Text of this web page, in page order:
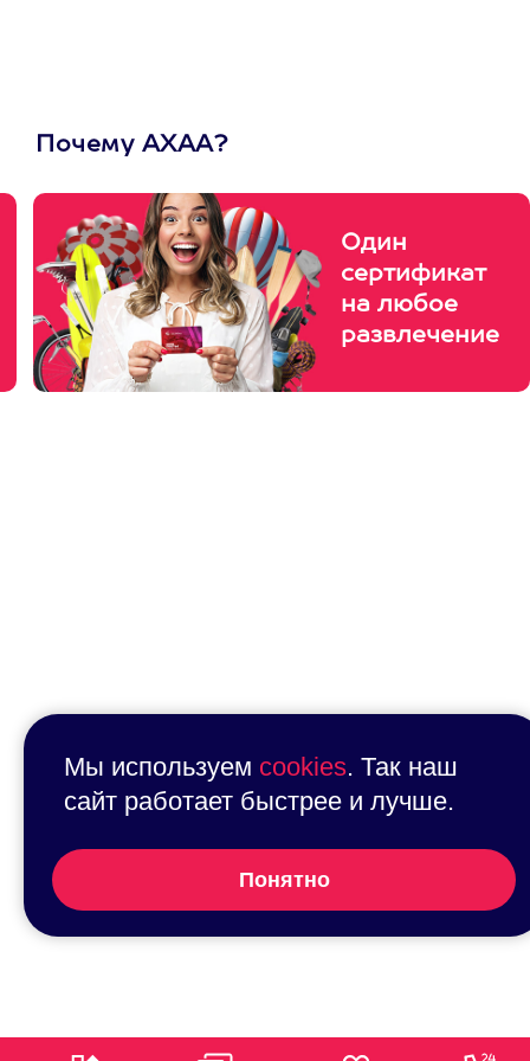
Почему АХАА?
Один
сертификат
на любое
развлечение
Мы используем cookies. Так наш
сайт работает быстрее и лучше.
Понятно